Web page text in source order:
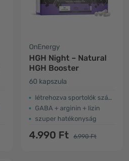
OnEnergy
HGH Night – Natural
HGH Booster
60 kapszula
létrehozva sportolók számára
GABA + arginin + lizin
szuper hatékonyság
4.990 Ft 6.990 Ft